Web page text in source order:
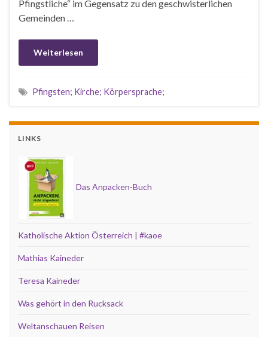
Pfingstliche“ im Gegensatz zu den geschwisterlichen
Gemeinden …
Weiterlesen
Pfingsten; Kirche; Körpersprache;
LINKS
Das Anpacken-Buch
Katholische Aktion Österreich | #kaoe
Mathias Kaineder
Teresa Kaineder
Was gehört in den Rucksack
Weltanschauen Reisen